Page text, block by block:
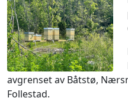
avgrenset av Båtstø,
Follestad.